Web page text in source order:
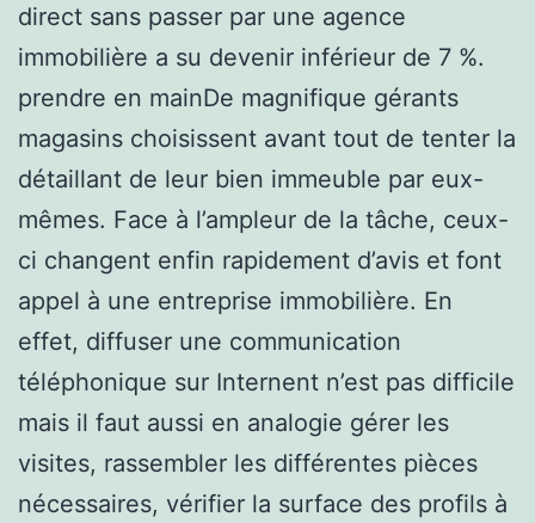
direct sans passer par une agence
immobilière a su devenir inférieur de 7 %.
prendre en mainDe magnifique gérants
magasins choisissent avant tout de tenter la
détaillant de leur bien immeuble par eux-
mêmes. Face à l’ampleur de la tâche, ceux-
ci changent enfin rapidement d’avis et font
appel à une entreprise immobilière. En
effet, diffuser une communication
téléphonique sur Internent n’est pas difficile
mais il faut aussi en analogie gérer les
visites, rassembler les différentes pièces
nécessaires, vérifier la surface des profils à